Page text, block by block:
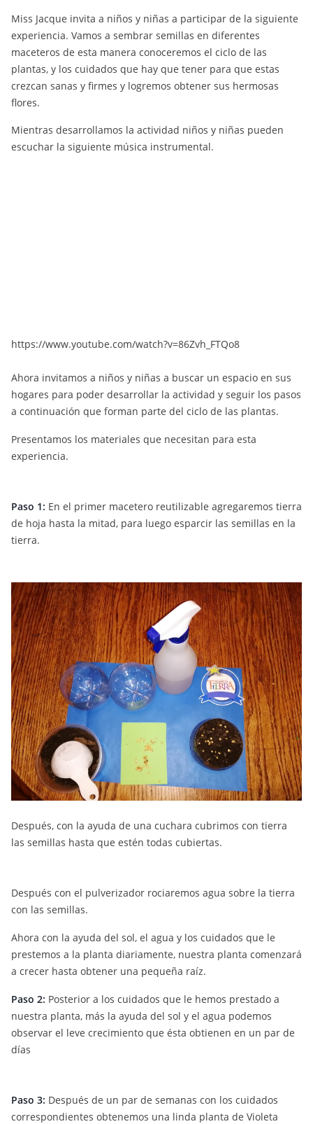
Miss Jacque invita a niños y niñas a participar de la siguiente
experiencia. Vamos a sembrar semillas en diferentes
maceteros de esta manera conoceremos el ciclo de las
plantas, y los cuidados que hay que tener para que estas
crezcan sanas y firmes y logremos obtener sus hermosas
flores.
Mientras desarrollamos la actividad niños y niñas pueden
escuchar la siguiente música instrumental.
https://www.youtube.com/watch?v=86Zvh_FTQo8
Ahora invitamos a niños y niñas a buscar un espacio en sus
hogares para poder desarrollar la actividad y seguir los pasos
a continuación que forman parte del ciclo de las plantas.
Presentamos los materiales que necesitan para esta
experiencia.
Paso 1: En el primer macetero reutilizable agregaremos tierra
de hoja hasta la mitad, para luego esparcir las semillas en la
tierra.
Después, con la ayuda de una cuchara cubrimos con tierra
las semillas hasta que estén todas cubiertas.
Después con el pulverizador rociaremos agua sobre la tierra
con las semillas.
Ahora con la ayuda del sol, el agua y los cuidados que le
prestemos a la planta diariamente, nuestra planta comenzará
a crecer hasta obtener una pequeña raíz.
Paso 2: Posterior a los cuidados que le hemos prestado a
nuestra planta, más la ayuda del sol y el agua podemos
observar el leve crecimiento que ésta obtienen en un par de
días
Paso 3: Después de un par de semanas con los cuidados
correspondientes obtenemos una linda planta de Violeta